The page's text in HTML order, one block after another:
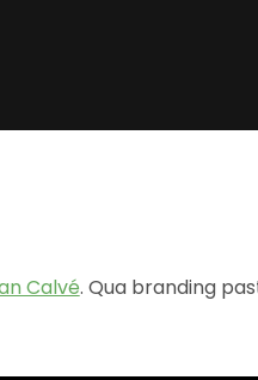
Calvé. Qua branding